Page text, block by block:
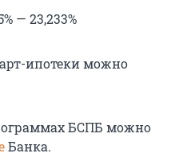
— 23,233%
ипотеки можно
БСПБ можно
Банка.